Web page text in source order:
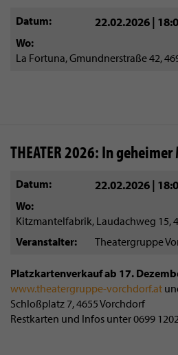
Datum 22.02.2026 |
Wo
La Fortuna, Gmundnerstraße 42,
THEATER 2026: In
Datum 22.02.2026 |
Wo
Kitzmantelfabrik, Laudachweg 15,
Veranstalter
Theatergruppe
Platzkartenverkauf ab 17.
www.theatergruppe-vorchdorf.at
Schloßplatz 7, 4655 Vorchdorf
Restkarten und Infos unter 0699